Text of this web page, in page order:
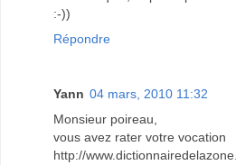
:-))
Répondre
Yann 04 mars, 2010 11:32
Monsieur poireau,
vous avez rater votre vocation
http://